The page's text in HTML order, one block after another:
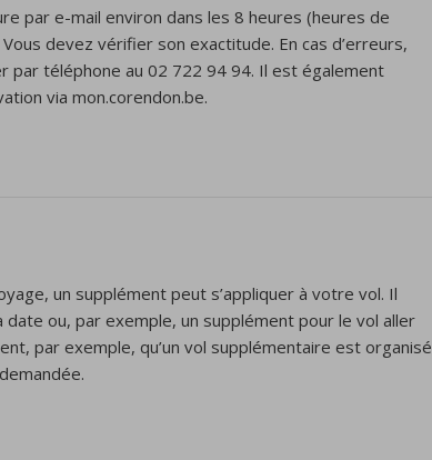
par e-mail environ dans les 8 heures (heures de
devez vérifier son exactitude. En cas d’erreurs,
par téléphone au 02 722 94 94. Il est également
via mon.corendon.be.
un supplément peut s’appliquer à votre vol. Il
date ou, par exemple, un supplément pour le vol aller
par exemple, qu’un vol supplémentaire est organisé